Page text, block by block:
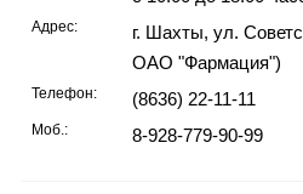
Адрес:
г. Шахты, ул.
ОАО "Фармация")
Телефон: (8636) 22-11-11
Моб.: 8-928-779-90-99